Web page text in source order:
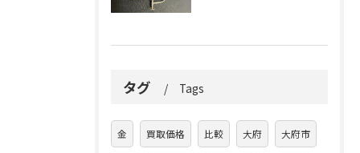
タグ Tags
金 買取価格 比較 大府 大府市